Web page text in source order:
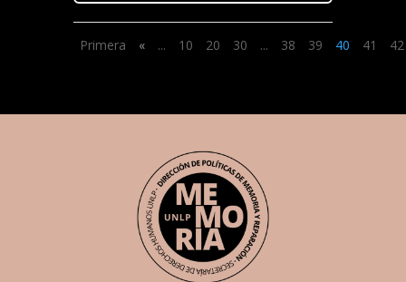
Primera « ... 10 20 30 ... 38 39 40 41 42